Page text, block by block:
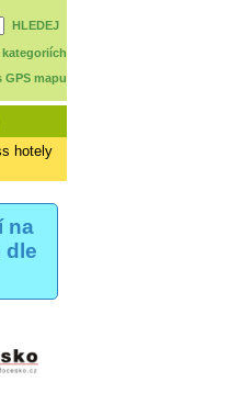
HLEDEJ
GPS mapu
hotely
na
dle